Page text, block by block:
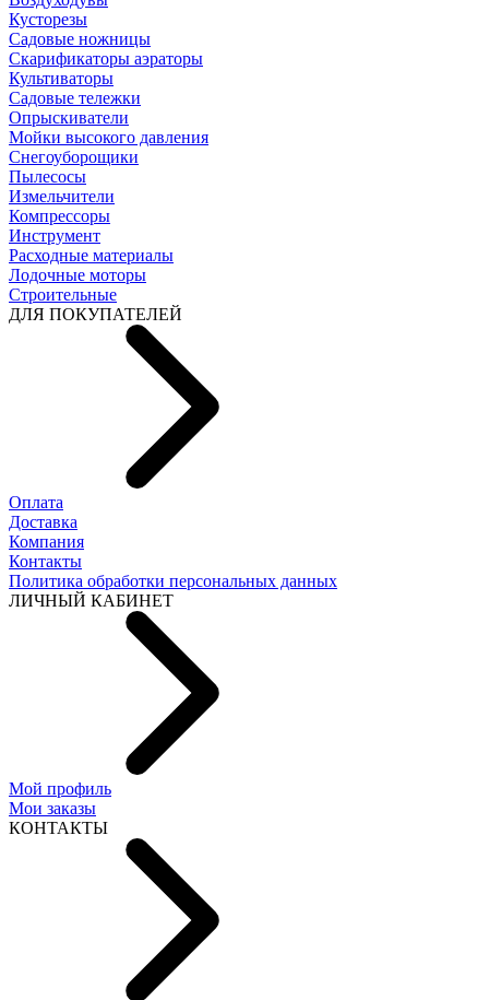
Кусторезы
Садовые ножницы
Скарификаторы аэраторы
Культиваторы
Садовые тележки
Опрыскиватели
Мойки высокого давления
Снегоуборощики
Пылесосы
Измельчители
Компрессоры
Инструмент
Расходные материалы
Лодочные моторы
Строительные
ДЛЯ ПОКУПАТЕЛЕЙ
Оплата
Доставка
Компания
Контакты
Политика обработки персональных данных
ЛИЧНЫЙ КАБИНЕТ
Мой профиль
Мои заказы
КОНТАКТЫ